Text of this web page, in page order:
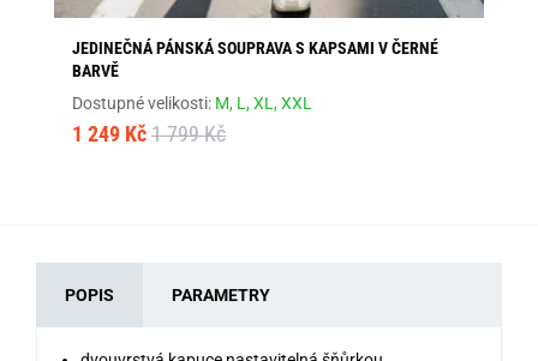
JEDINEČNÁ PÁNSKÁ SOUPRAVA S KAPSAMI V ČERNÉ
BARVĚ
Dostupné velikosti: M, L,XL,XXL
1 249 Kč 1 799 Kč
POPIS PARAMETRY